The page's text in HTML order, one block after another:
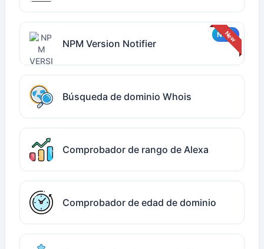
NPM Version Notifier
Búsqueda de dominio Whois
Comprobador de rango de Alexa
Comprobador de edad de dominio